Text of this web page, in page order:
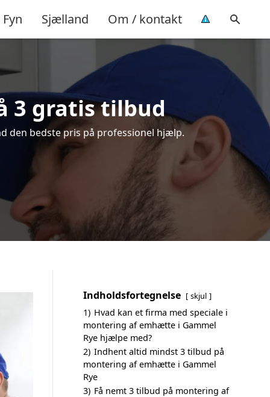
Fyn Sjælland Om / kontakt
3 gratis tilbud
den bedste pris på professionel hjælp.
Indholdsfortegnelse skjul
1) Hvad kan et firma med speciale i
montering af emhætte i Gammel
Rye hjælpe med?
2) Indhent altid mindst 3 tilbud på
montering af emhætte i Gammel
Rye
3) Få nemt 3 tilbud på montering af